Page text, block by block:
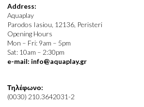
Address:
Aquaplay
Parodos Iasiou, 12136, Peristeri
Opening Hours
Mon – Fri: 9am – 5pm
Sat: 10am – 2:30pm
e-mail: info@aquaplay.gr
Τηλέφωνο:
(0030) 210.3642031-2